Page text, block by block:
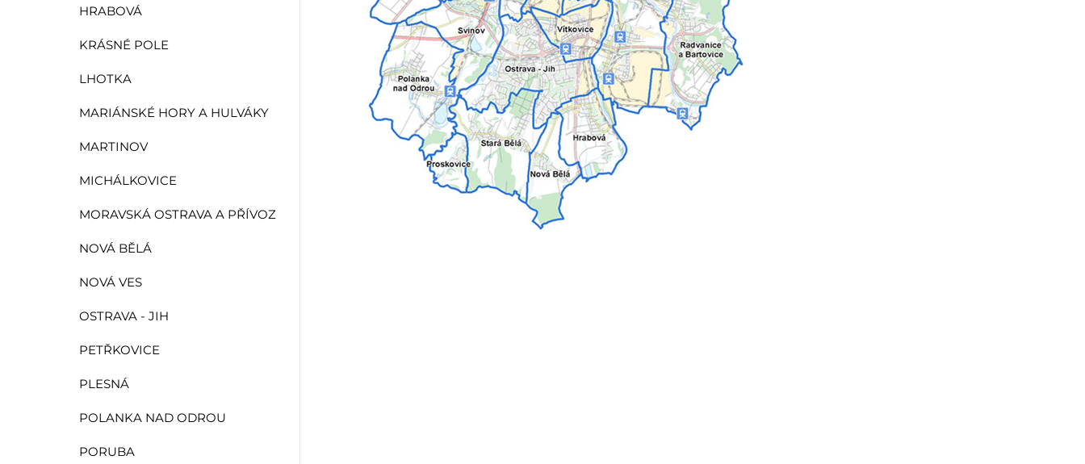
HRABOVÁ
KRÁSNÉ POLE
LHOTKA
MARIÁNSKÉ HORY A HULVÁKY
MARTINOV
MICHÁLKOVICE
MORAVSKÁ OSTRAVA A PŘÍVOZ
NOVÁ BĚLÁ
NOVÁ VES
OSTRAVA - JIH
PETŘKOVICE
PLESNÁ
POLANKA NAD ODROU
PORUBA